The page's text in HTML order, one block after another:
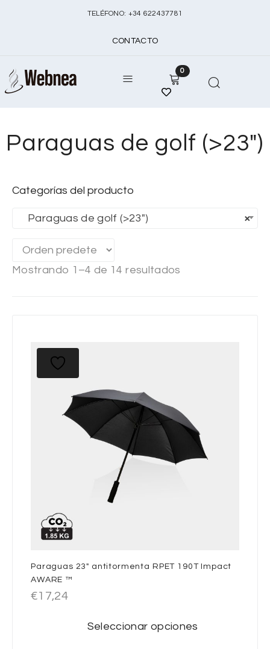
TELÉFONO: +34 622437781
CONTACTO
0
Paraguas de golf (>23")
Categorías del producto
×
Paraguas de golf (>23″)
Mostrando 1–4 de 14 resultados
Paraguas 23″ antitormenta RPET 190T Impact
AWARE ™
€17,24
Seleccionar opciones